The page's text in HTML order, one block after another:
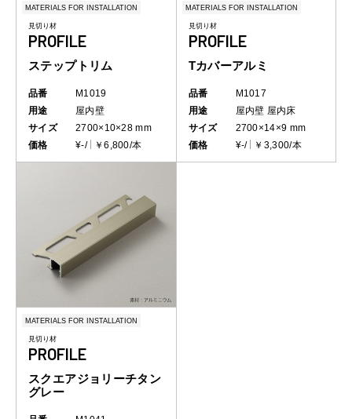
MATERIALS FOR INSTALLATION
見切り材
PROFILE
ステップトリム
品番
M1019
用途
屋内壁
サイズ
2700×10×28 mm
価格
¥-/ ￥6,800/本
MATERIALS FOR INSTALLATION
見切り材
PROFILE
Tカバーアルミ
品番
M1017
用途
屋内壁 屋内床
サイズ
2700×14×9 mm
価格
¥-/ ￥3,300/本
MATERIALS FOR INSTALLATION
見切り材
PROFILE
スクエアジョリーチタン
グレー